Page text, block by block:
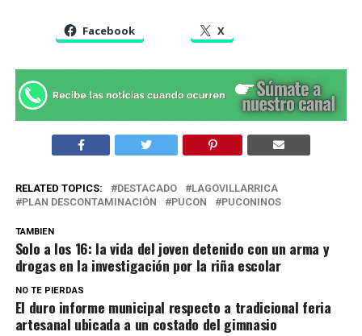
Facebook X
RELATED TOPICS: DESTACADO
LAGOVILLARRICA
PLAN DESCONTAMINACIÓN
PUCON PUCONINOS
TAMBIEN
Solo a los 16: la vida del joven detenido con un arma y
drogas en la investigación por la riña escolar
NO TE PIERDAS
El duro informe municipal respecto a tradicional feria
artesanal ubicada a un costado del gimnasio